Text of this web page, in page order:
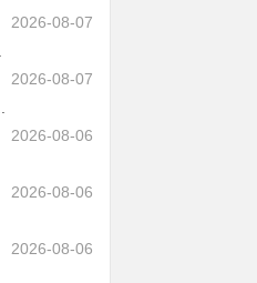
2026-08-07
2026-08-07
2026-08-06
2026-08-06
2026-08-06